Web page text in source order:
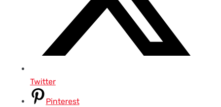
Twitter
Pinterest